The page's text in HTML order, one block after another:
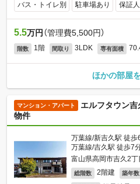
バス・トイレ別 駐車場あり 保証
5.5万円 （管理費5,500円）
階数 1階 間取り 3LDK 専有面積
ほかの部屋
マンション・アパート
エルフタウン
物件
万葉線/新吉久駅 徒歩
万葉線/吉久駅 徒歩7
富山県高岡市吉久2丁
総階数 2階建 築年数